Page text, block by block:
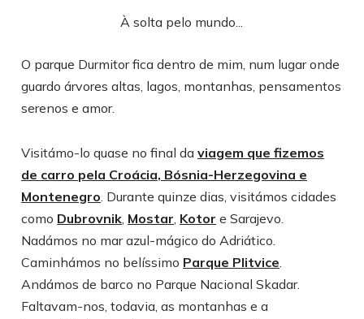
À solta pelo mundo...
O parque Durmitor fica dentro de mim, num lugar onde
guardo árvores altas, lagos, montanhas, pensamentos
serenos e amor.
Visitámo-lo quase no final daviagem que fizemos
de carro pela Croácia, Bósnia-Herzegovina e
Montenegro. Durante quinze dias, visitámos cidades
como Dubrovnik, Mostar, Kotor e Sarajevo.
Nadámos no mar azul-mágico do Adriático.
Caminhámos no belíssimo Parque Plitvice.
Andámos de barco no Parque Nacional Skadar.
Faltavam-nos, todavia, as montanhas e a